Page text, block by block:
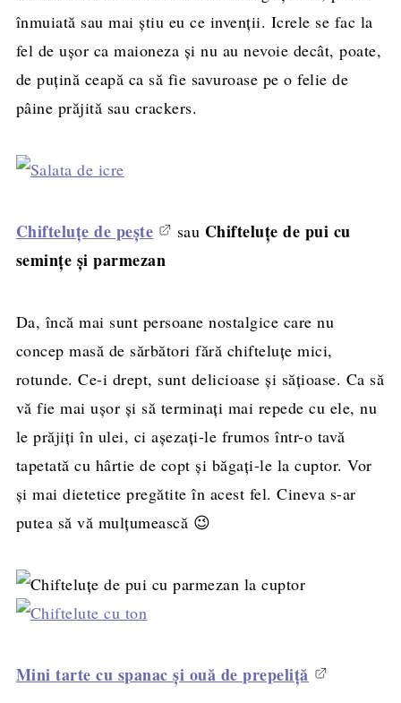
înmuiată sau mai ştiu eu ce invenţii. Icrele se fac la
fel de uşor ca maioneza şi nu au nevoie decât, poate,
de puţină ceapă ca să fie savuroase pe o felie de
pâine prăjită sau crackers.
Chifteluţe de peşte sau Chifteluţe de pui cu
seminţe şi parmezan
Da, încă mai sunt persoane nostalgice care nu
concep masă de sărbători fără chifteluţe mici,
rotunde. Ce-i drept, sunt delicioase şi săţioase. Ca să
vă fie mai uşor şi să terminaţi mai repede cu ele, nu
le prăjiţi în ulei, ci aşezaţi-le frumos într-o tavă
tapetată cu hârtie de copt şi băgaţi-le la cuptor. Vor
şi mai dietetice pregătite în acest fel. Cineva s-ar
putea să vă mulţumească 😉
Mini tarte cu spanac şi ouă de prepeliţă